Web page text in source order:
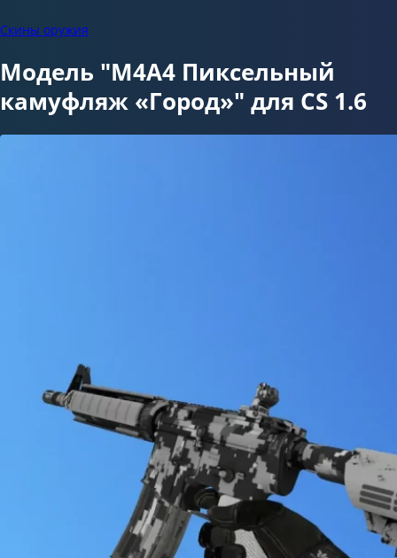
Скины оружия
Модель "M4A4 Пиксельный
камуфляж «Город»" для CS 1.6